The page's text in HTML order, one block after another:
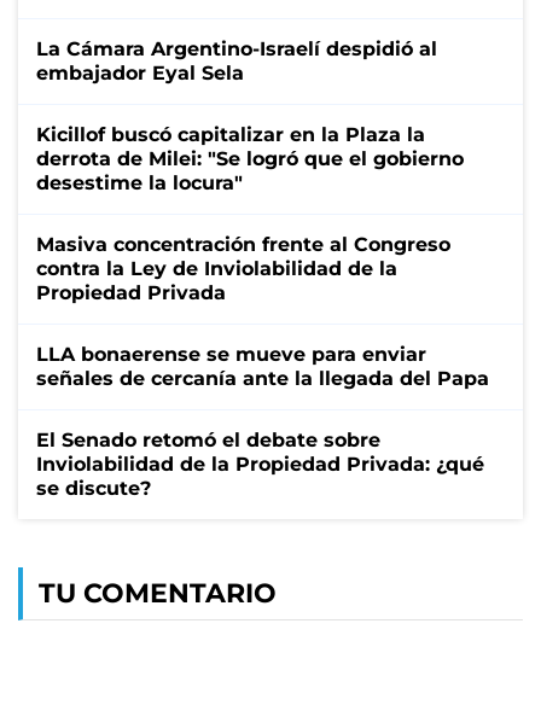
La Cámara Argentino-Israelí despidió al
embajador Eyal Sela
Kicillof buscó capitalizar en la Plaza la
derrota de Milei: "Se logró que el gobierno
desestime la locura"
Masiva concentración frente al Congreso
contra la Ley de Inviolabilidad de la
Propiedad Privada
LLA bonaerense se mueve para enviar
señales de cercanía ante la llegada del Papa
El Senado retomó el debate sobre
Inviolabilidad de la Propiedad Privada: ¿qué
se discute?
TU COMENTARIO